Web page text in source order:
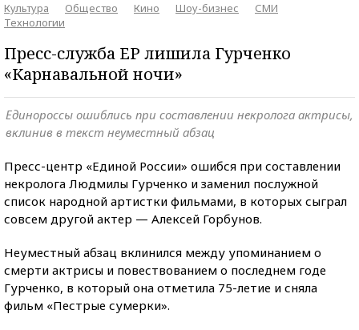
Культура
Общество Кино Шоу-бизнес
СМИ
Технологии
Пресс-служба ЕР лишила Гурченко
«Карнавальной ночи»
Единороссы ошиблись при составлении некролога актрисы,
вклинив в текст неуместный абзац
Пресс-центр «Единой России» ошибся при составлении
некролога Людмилы Гурченко и заменил послужной
список народной артистки фильмами, в которых сыграл
совсем другой актер — Алексей Горбунов.
Неуместный абзац вклинился между упоминанием о
смерти актрисы и повествованием о последнем годе
Гурченко, в который она отметила 75-летие и сняла
фильм «Пестрые сумерки».